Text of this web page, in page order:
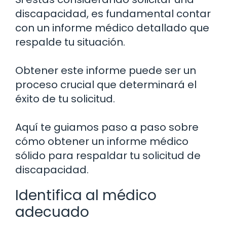
discapacidad, es fundamental contar
con un informe médico detallado que
respalde tu situación.
Obtener este informe puede ser un
proceso crucial que determinará el
éxito de tu solicitud.
Aquí te guiamos paso a paso sobre
cómo obtener un informe médico
sólido para respaldar tu solicitud de
discapacidad.
Identifica al médico
adecuado